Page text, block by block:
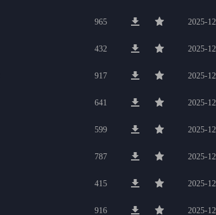
965 2025-
432 2025-
917 2025-
641 2025-
599 2025-
787 2025-
415 2025-
916 2025-